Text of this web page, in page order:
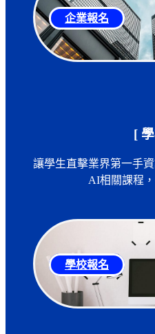
企業報名
[
讓學生直擊業界第一手
AI相關課程
學校報名